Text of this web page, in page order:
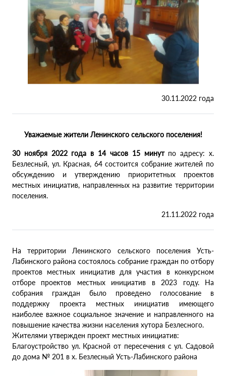
30.11.2022 года
Уважаемые жители Ленинского сельского поселения!
30 ноября 2022 года в 14 часов 15 минутпо адресу: х.
Безлесный, ул. Красная, 64 состоится собрание жителей по
обсуждению и утверждению приоритетных проектов
местных инициатив, направленных на развитие территории
поселения.
21.11.2022 года
На территории Ленинского сельского поселения Усть-
Лабинского района состоялось собрание граждан по отбору
проектов местных инициатив для участия в конкурсном
отборе проектов местных инициатив в 2023 году. На
собрания граждан было проведено голосование в
поддержку проекта местных инициатив имеющего
наиболее важное социальное значение и направленного на
повышение качества жизни населения хутора Безлесного.
Жителями утвержден проект местных инициатив:
Благоустройство ул. Красной от пересечения с ул. Садовой
до дома № 201 в х. Безлесный Усть-Лабинского района